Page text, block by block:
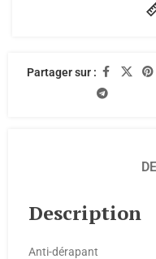
Partager sur :
Description
Anti-dérapant